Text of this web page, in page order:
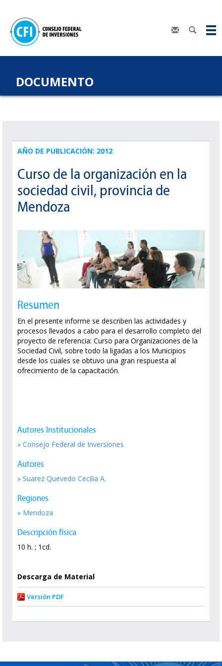
DOCUMENTO
AÑO DE PUBLICACIÓN: 2012
Curso de la organización en la
sociedad civil, provincia de
Mendoza
Resumen
En el presente informe se describen las actividades y
procesos llevados a cabo para el desarrollo completo del
proyecto de referencia: Curso para Organizaciones de la
Sociedad Civil, sobre todo la ligadas a los Municipios
desde los cuales se obtuvo una gran respuesta al
ofrecimiento de la capacitación.
Autores Institucionales
» Consejo Federal de Inversiones
Autores
» Suarez Quevedo Cecilia A.
Regiones
» Mendoza
Descripción física
10 h. ; 1cd.
Descarga de Material
Versión PDF